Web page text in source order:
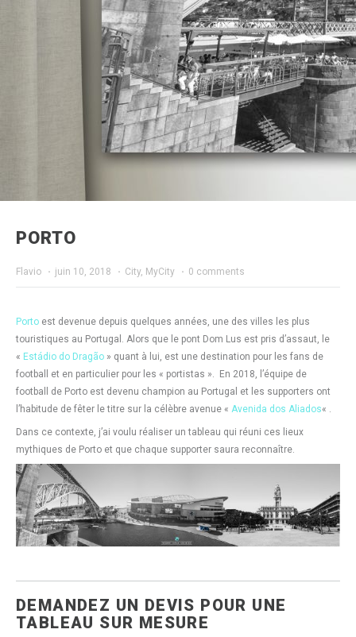
PORTO
Flavio · juin 10, 2018 · City, MyCity · 0 comments
Porto est devenue depuis quelques années, une des villes les plus
touristiques au Portugal. Alors que le pont Dom Lus est pris d’assaut, le
« Estádio do Dragão » quant à lui, est une destination pour les fans de
football et en particulier pour les « portistas ». En 2018, l’équipe de
football de Porto est devenu champion au Portugal et les supporters ont
l’habitude de fêter le titre sur la célèbre avenue « Avenida dos Aliados« .
Dans ce contexte, j’ai voulu réaliser un tableau qui réuni ces lieux
mythiques de Porto et que chaque supporter saura reconnaître.
DEMANDEZ UN DEVIS POUR UNE
TABLEAU SUR MESURE